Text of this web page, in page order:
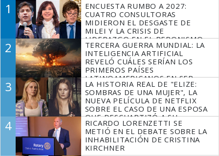
1
ENCUESTA RUMBO A 2027:
CUATRO CONSULTORAS
MIDIERON EL DESGASTE DE
MILEI Y LA CRISIS DE
LIDERAZGO EN EL PERONISMO
2
TERCERA GUERRA MUNDIAL: LA
INTELIGENCIA ARTIFICIAL
REVELÓ CUÁLES SERÍAN LOS
PRIMEROS PAÍSES
LATINOAMERICANOS EN SER
DERROTADOS
3
LA HISTORIA REAL DE "ELIZE:
SOMBRAS DE UNA MUJER", LA
NUEVA PELÍCULA DE NETFLIX
SOBRE EL CASO DE UNA ESPOSA
QUE DESCUARTIZÓ A SU
MARIDO
4
RICARDO LORENZETTI SE
METIÓ EN EL DEBATE SOBRE LA
INHABILITACIÓN DE CRISTINA
KIRCHNER